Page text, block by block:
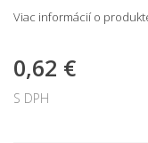
Viac informácií o
0,62 €
S DPH